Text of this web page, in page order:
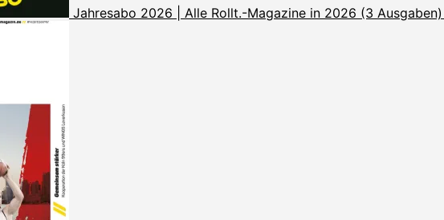
Jahresabo 2026 | Alle Rollt.-Magazine in 2026 (3 Ausgaben)